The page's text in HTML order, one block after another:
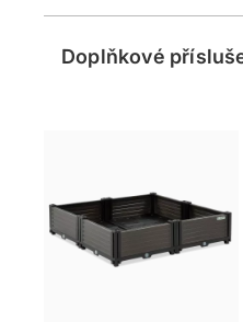
Doplňkové